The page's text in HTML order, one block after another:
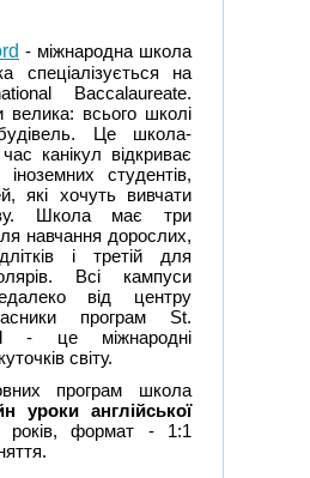
- міжнародна школа
спеціалізується на
Baccalaureate.
велика: всього школі
Це школа-
канікул відкриває
студентів,
які хочуть вивчати
Школа має три
навчання дорослих,
і третій для
Всі кампуси
від центру
програм St.
- це міжнародні
світу.
програм школа
уроки англійської
формат - 1:1